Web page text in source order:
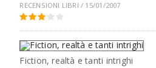
RECENSIONI LIBRI / 15/01/2007
Fiction, realtà e tanti intrighi